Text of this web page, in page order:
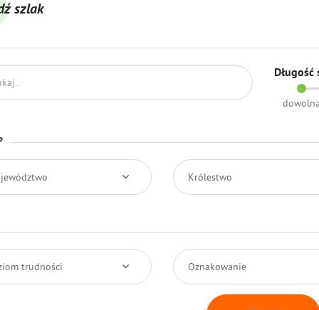
szlak
Długość
dowolna
Królestwo
trudności Oznakowanie